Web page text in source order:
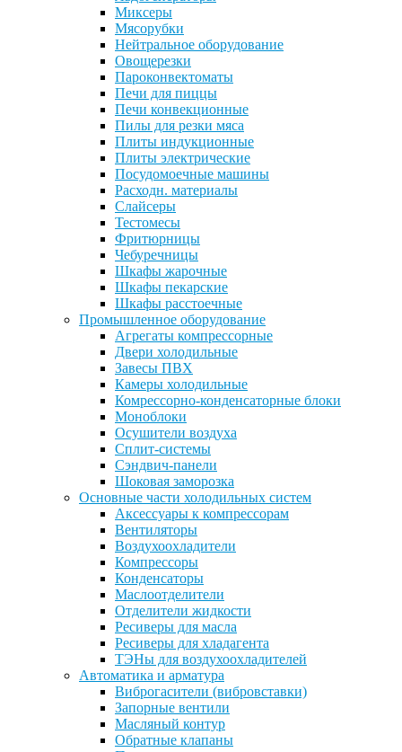
Миксеры
Мясорубки
Нейтральное оборудование
Овощерезки
Пароконвектоматы
Печи для пиццы
Печи конвекционные
Пилы для резки мяса
Плиты индукционные
Плиты электрические
Посудомоечные машины
Расходн. материалы
Слайсеры
Тестомесы
Фритюрницы
Чебуречницы
Шкафы жарочные
Шкафы пекарские
Шкафы расстоечные
Промышленное оборудование
Агрегаты компрессорные
Двери холодильные
Завесы ПВХ
Камеры холодильные
Комрессорно-конденсаторные блоки
Моноблоки
Осушители воздуха
Сплит-системы
Сэндвич-панели
Шоковая заморозка
Основные части холодильных систем
Аксессуары к компрессорам
Вентиляторы
Воздухоохладители
Компрессоры
Конденсаторы
Маслоотделители
Отделители жидкости
Ресиверы для масла
Ресиверы для хладагента
ТЭНы для воздухоохладителей
Автоматика и арматура
Виброгасители (вибровставки)
Запорные вентили
Масляный контур
Обратные клапаны